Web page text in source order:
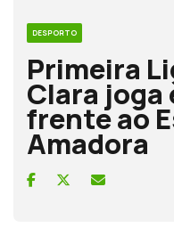
DESPORTO
Primeira
Clara joga
frente ao
Amadora